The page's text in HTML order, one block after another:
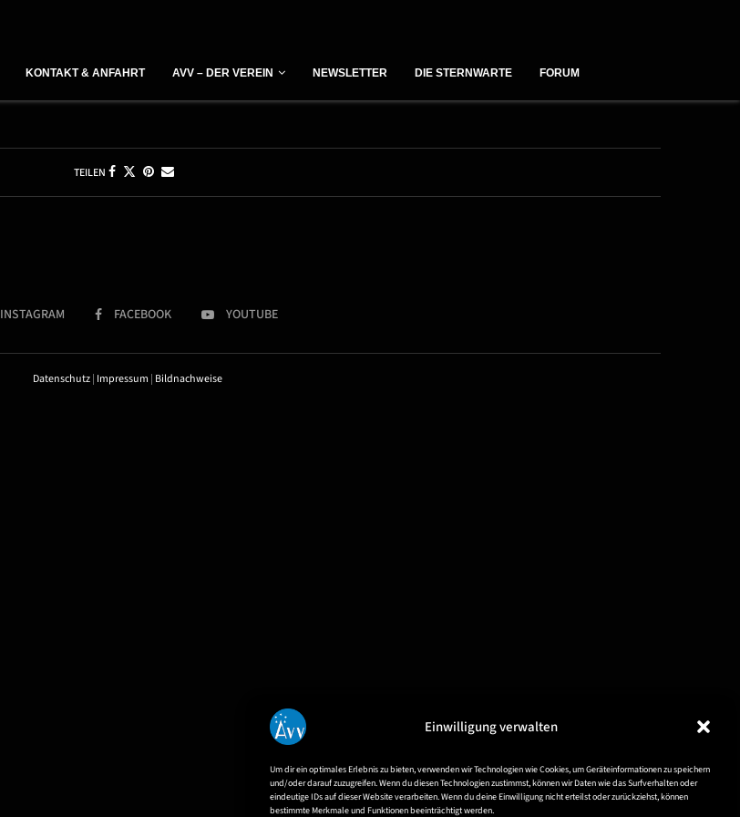
Einwilligung verwalten
Um dir ein optimales Erlebnis zu bieten, verwenden wir Technologien wie Cookies, um Geräteinformationen zu speichern
und/oder darauf zuzugreifen. Wenn du diesen Technologien zustimmst, können wir Daten wie das Surfverhalten oder
eindeutige IDs auf dieser Website verarbeiten. Wenn du deine Einwilligung nicht erteilst oder zurückziehst, können
bestimmte Merkmale und Funktionen beeinträchtigt werden.
KONTAKT & ANFAHRT AVV – DER VEREIN NEWSLETTER DIE STERNWARTE FORUM
Vorträge vergangener Jahre
TEILEN
INSTAGRAM FACEBOOK YOUTUBE
Datenschutz| Impressum | Bildnachweise